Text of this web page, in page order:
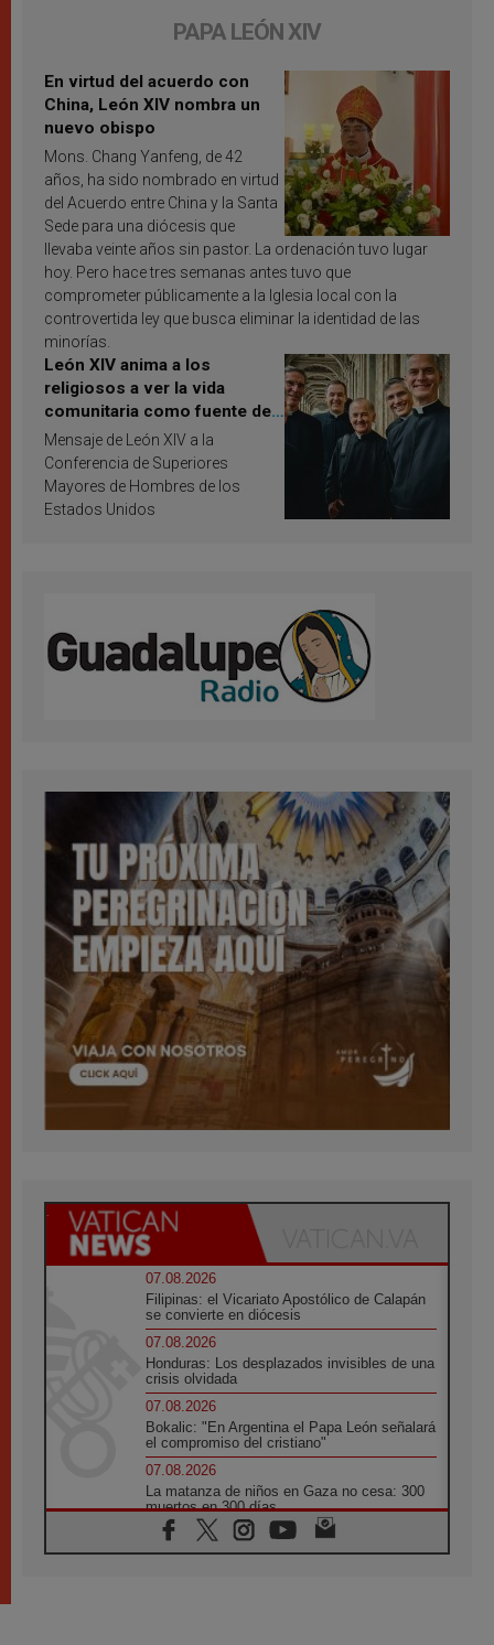
PAPA LEÓN XIV
En virtud del acuerdo con
China, León XIV nombra un
nuevo obispo
Mons. Chang Yanfeng, de 42
años, ha sido nombrado en virtud
del Acuerdo entre China y la Santa
Sede para una diócesis que
llevaba veinte años sin pastor. La ordenación tuvo lugar
hoy. Pero hace tres semanas antes tuvo que
comprometer públicamente a la Iglesia local con la
controvertida ley que busca eliminar la identidad de las
minorías.
León XIV anima a los
religiosos a ver la vida
comunitaria como fuente de
inspiración y santificación
Mensaje de León XIV a la
Conferencia de Superiores
Mayores de Hombres de los
Estados Unidos
07.08.2026
Filipinas: el Vicariato Apostólico de Calapán
se convierte en diócesis
07.08.2026
Honduras: Los desplazados invisibles de una
crisis olvidada
07.08.2026
Bokalic: "En Argentina el Papa León señalará
el compromiso del cristiano"
07.08.2026
La matanza de niños en Gaza no cesa: 300
muertos en 300 días
07.08.2026
Tagle: La guerra desfigura el mundo, solo la